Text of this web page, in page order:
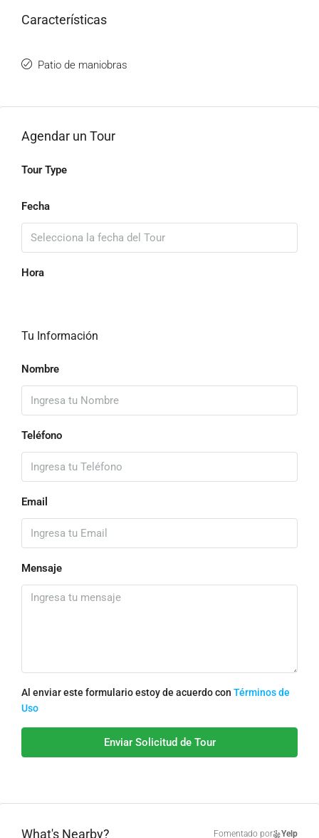
Características
Patio de maniobras
Agendar un Tour
Tour Type
Fecha
Hora
Tu Información
Nombre
Teléfono
Email
Mensaje
Al enviar este formulario estoy de acuerdo con Términos de
Uso
Enviar Solicitud de Tour
What's Nearby? Fomentado por Yelp